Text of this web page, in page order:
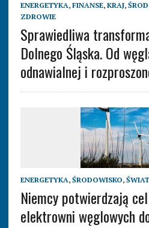
ENERGETYKA, FINANSE, KRAJ,
ZDROWIE
Sprawiedliwa
Dolnego Śląska. Od
odnawialnej i
ENERGETYKA, ŚRODOWISKO, ŚWIAT
Niemcy potwierdzają
elektrowni węglowych